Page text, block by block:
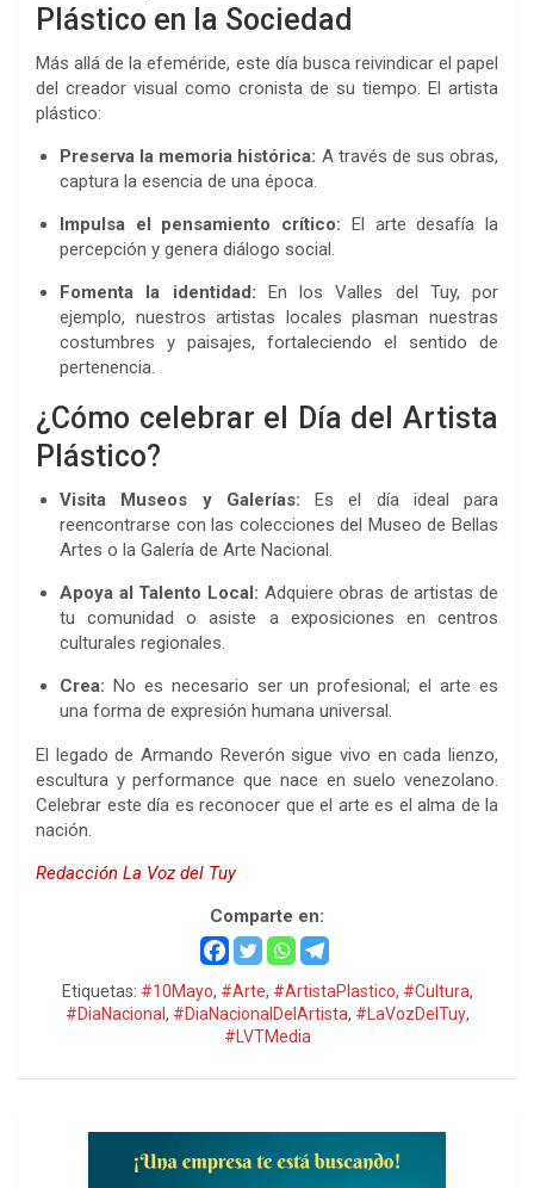
Plástico en la Sociedad
Más allá de la efeméride, este día busca reivindicar el papel
del creador visual como cronista de su tiempo. El artista
plástico:
Preserva la memoria histórica: A través de sus obras,
captura la esencia de una época.
Impulsa el pensamiento crítico: El arte desafía la
percepción y genera diálogo social.
Fomenta la identidad: En los Valles del Tuy, por
ejemplo, nuestros artistas locales plasman nuestras
costumbres y paisajes, fortaleciendo el sentido de
pertenencia.
¿Cómo celebrar el Día del Artista
Plástico?
Visita Museos y Galerías: Es el día ideal para
reencontrarse con las colecciones del Museo de Bellas
Artes o la Galería de Arte Nacional.
Apoya al Talento Local: Adquiere obras de artistas de
tu comunidad o asiste a exposiciones en centros
culturales regionales.
Crea: No es necesario ser un profesional; el arte es
una forma de expresión humana universal.
El legado de Armando Reverón sigue vivo en cada lienzo,
escultura y performance que nace en suelo venezolano.
Celebrar este día es reconocer que el arte es el alma de la
nación.
Redacción La Voz del Tuy
Comparte en:
Etiquetas: #10Mayo, #Arte, #ArtistaPlastico, #Cultura,
#DiaNacional , #DiaNacionalDelArtista, #LaVozDelTuy,
#LVTMedia